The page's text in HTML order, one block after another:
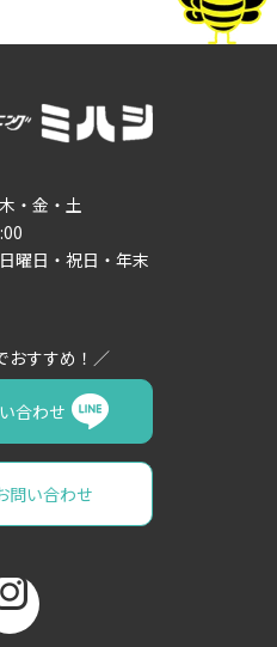
・金・土
曜日・祝日・年末
問い合わせ
合わせ